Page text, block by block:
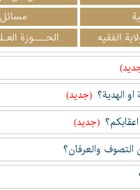
الفقيه
الحـــوزة
الهدية؟ (جدید)
(جدید)
والعرفان؟